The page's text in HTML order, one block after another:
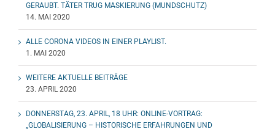
GERAUBT. TÄTER TRUG MASKIERUNG (MUNDSCHUTZ)
14. MAI 2020
ALLE CORONA VIDEOS IN EINER PLAYLIST.
1. MAI 2020
WEITERE AKTUELLE BEITRÄGE
23. APRIL 2020
DONNERSTAG, 23. APRIL, 18 UHR: ONLINE-VORTRAG:
„GLOBALISIERUNG – HISTORISCHE ERFAHRUNGEN UND